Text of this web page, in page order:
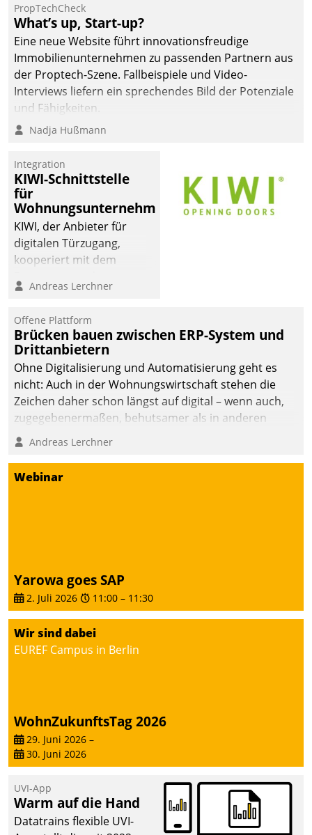
PropTechCheck
What’s up, Start-up?
Eine neue Website führt innovationsfreudige
Immobilienunternehmen zu passenden Partnern aus
der Proptech-Szene. Fallbeispiele und Video-
Interviews liefern ein sprechendes Bild der Potenziale
und Fähigkeiten.
Nadja Hußmann
Integration
KIWI-Schnittstelle
für
Wohnungsunternehmen
KIWI, der Anbieter für
digitalen Türzugang,
kooperiert mit dem
Softwareentwicklungshaus
Andreas Lerchner
Offene Plattform
Brücken bauen zwischen ERP-System und
Drittanbietern
Ohne Digitalisierung und Automatisierung geht es
nicht: Auch in der Wohnungswirtschaft stehen die
Zeichen daher schon längst auf digital – wenn auch,
zugegebenermaßen, behutsamer als in anderen
Branchen.
Andreas Lerchner
Webinar
Yarowa goes SAP
2. Juli 2026 11:00 – 11:30
Wir sind dabei
EUREF Campus in Berlin
WohnZukunftsTag 2026
29. Juni 2026 –
30. Juni 2026
UVI-App
Warm auf die Hand
Datatrains flexible UVI-